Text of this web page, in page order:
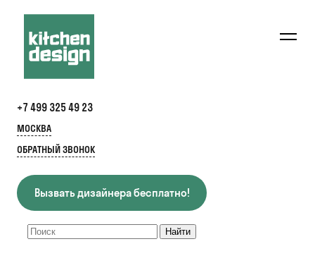
+7 499 325 49 23
МОСКВА
ОБРАТНЫЙ ЗВОНОК
Вызвать дизайнера бесплатно!